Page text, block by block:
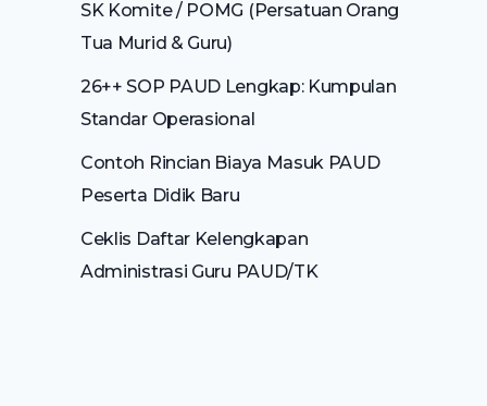
SK Komite / POMG (Persatuan Orang
Tua Murid & Guru)
26++ SOP PAUD Lengkap: Kumpulan
Standar Operasional
Contoh Rincian Biaya Masuk PAUD
Peserta Didik Baru
Ceklis Daftar Kelengkapan
Administrasi Guru PAUD/TK